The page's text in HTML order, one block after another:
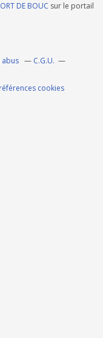
DE BOUC sur le portail
abus C.G.U.
cookies